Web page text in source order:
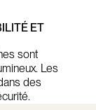
ET
sont
Les
des